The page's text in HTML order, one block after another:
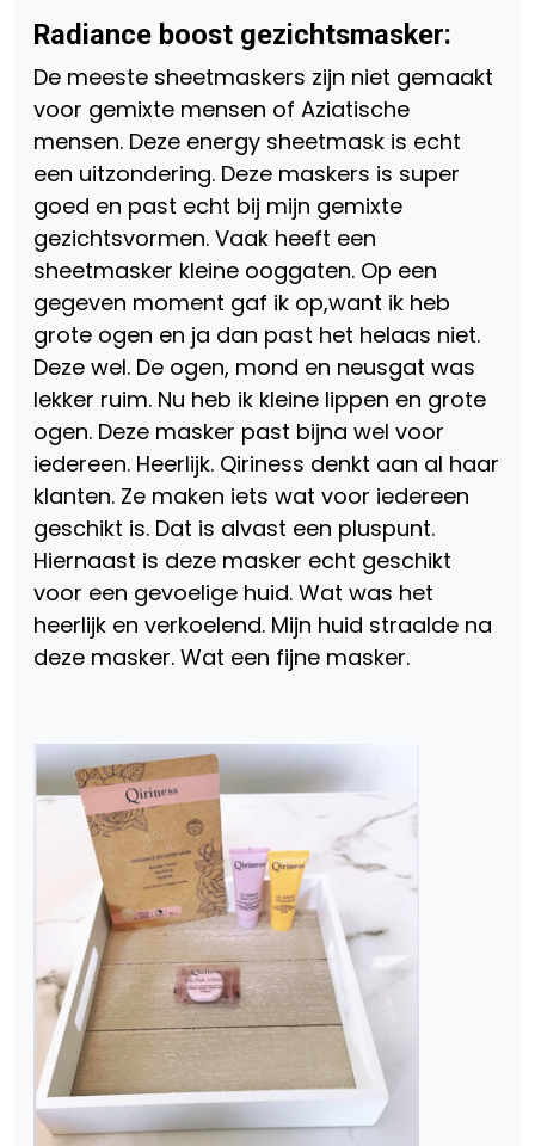
Radiance boost gezichtsmasker:
De meeste sheetmaskers zijn niet gemaakt
voor gemixte mensen of Aziatische
mensen. Deze energy sheetmask is echt
een uitzondering. Deze maskers is super
goed en past echt bij mijn gemixte
gezichtsvormen. Vaak heeft een
sheetmasker kleine ooggaten. Op een
gegeven moment gaf ik op,want ik heb
grote ogen en ja dan past het helaas niet.
Deze wel. De ogen, mond en neusgat was
lekker ruim. Nu heb ik kleine lippen en grote
ogen. Deze masker past bijna wel voor
iedereen. Heerlijk. Qiriness denkt aan al haar
klanten. Ze maken iets wat voor iedereen
geschikt is. Dat is alvast een pluspunt.
Hiernaast is deze masker echt geschikt
voor een gevoelige huid. Wat was het
heerlijk en verkoelend. Mijn huid straalde na
deze masker. Wat een fijne masker.